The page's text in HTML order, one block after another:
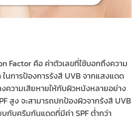
Factor คือ ค่าตัวเลขที่ใช้บอกถึงความ
นการป้องการรังสี UVB จากแสงแดด
ความเสียหายให้กับผิวหนังหลายอย่าง
สูง จะสามารถปกป้องผิวจากรังสี UVB
บกับครีมกันแดดที่มีค่า SPF ต่ำกว่า